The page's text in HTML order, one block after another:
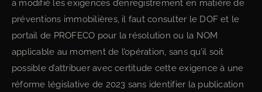
a modifié les exigences d’enregistrement en matière de
préventions immobilières, il faut consulter le DOF et le
portail de PROFECO pour la résolution ou la NOM
applicable au moment de l’opération, sans qu’il soit
possible d’attribuer avec certitude cette exigence à une
réforme législative de 2023 sans identifier la publication